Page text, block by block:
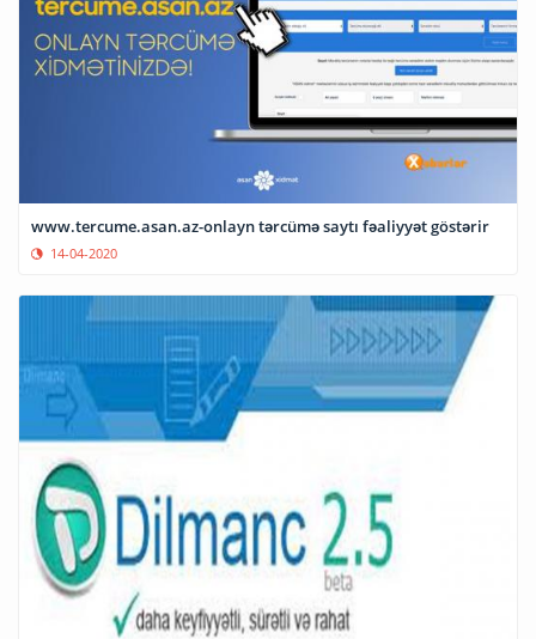
www.tercume.asan.az-onlayn tərcümə saytı fəaliyyət göstərir
14-04-2020